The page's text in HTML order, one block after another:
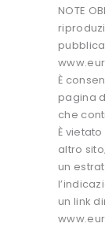
NOTE
È
pagina
che
È
altro
un
un link